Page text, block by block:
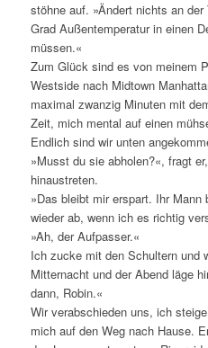
stöhne auf. »Ändert nichts an
Grad Außentemperatur in einen
müssen.«
Zum Glück sind es von meinem
Westside nach Midtown
maximal zwanzig Minuten mit
Zeit, mich mental auf einen
Endlich sind wir unten
»Musst du sie abholen?«, fragt
hinaustreten.
»Das bleibt mir erspart. Ihr
wieder ab, wenn ich es richtig
»Ah, der Aufpasser.«
Ich zucke mit den Schultern und
Mitternacht und der Abend läge
dann, Robin.«
Wir verabschieden uns, ich
mich auf den Weg nach Hause.